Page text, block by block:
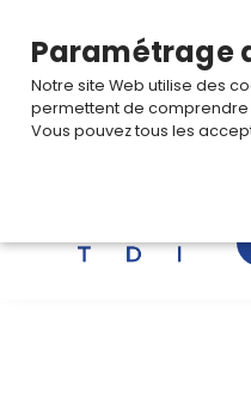
Paramétrage
Notre site Web utilise des
permettent de comprendre
Vous pouvez tous les